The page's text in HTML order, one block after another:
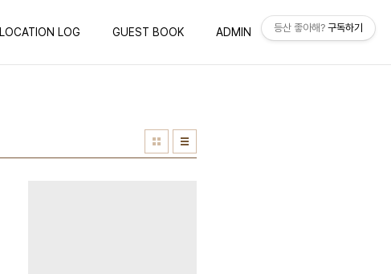
LOCATION LOG GUEST BOOK ADMIN WRITE
등산 좋아해? 구독하기